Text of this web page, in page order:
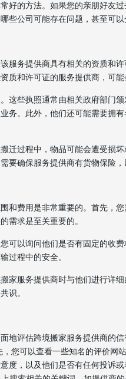
好的方法。如果您的亲朋好友
些公司可能存在问题，甚至可以
服务提供商具有相关的资质和
质和许可证的服务提供商，可
这些执照通常由相关政府部门
务。此外，他们还可能需要拥
迁过程中，物品可能会遭受损
要确保服务提供商有货物保险，
和费用是非常重要的。首先，
需求是至关重要的。
可以询问他们是否有固定的收
过程中的安全。
家服务提供商时与他们进行详
识。
地评估跨境搬家服务提供商的
您可以查看一些知名的评价网
度，以及他们是否有任何投诉